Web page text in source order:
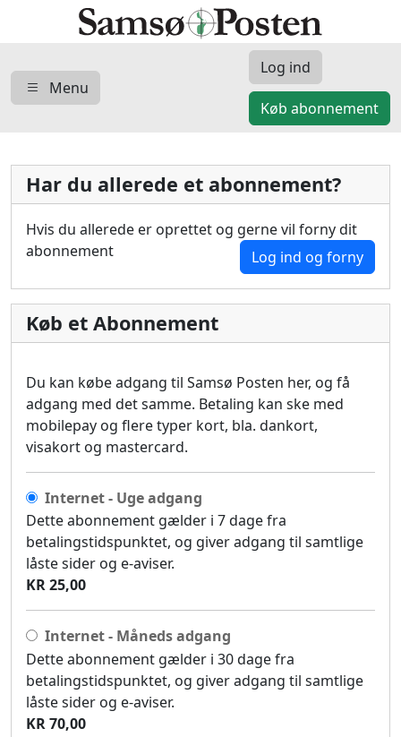
Menu
Log ind
Køb abonnement
Har du allerede et abonnement?
Hvis du allerede er oprettet og gerne vil forny dit
abonnement
Log ind og forny
Køb et Abonnement
Du kan købe adgang til Samsø Posten her, og få
adgang med det samme. Betaling kan ske med
mobilepay og flere typer kort, bla. dankort,
visakort og mastercard.
Internet - Uge adgang
Dette abonnement gælder i 7 dage fra
betalingstidspunktet, og giver adgang til samtlige
låste sider og e-aviser.
KR 25,00
Internet - Måneds adgang
Dette abonnement gælder i 30 dage fra
betalingstidspunktet, og giver adgang til samtlige
låste sider og e-aviser.
KR 70,00